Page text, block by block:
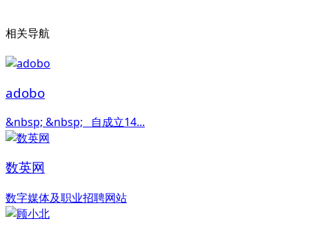
相关导航
adobo
&nbsp; &nbsp; 自成立14...
数英网
数字媒体及职业招聘网站